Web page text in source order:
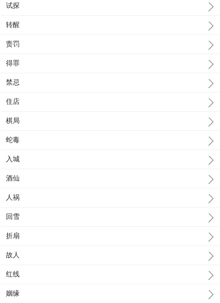
试探
转醒
责罚
得罪
禁忌
住店
棋局
蛇毒
入城
酒仙
人祸
回雪
折扇
故人
红线
姻缘